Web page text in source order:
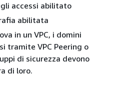
accessi abilitato
abilitata
in un VPC, i domini
tramite VPC Peering o
di sicurezza devono
di loro.